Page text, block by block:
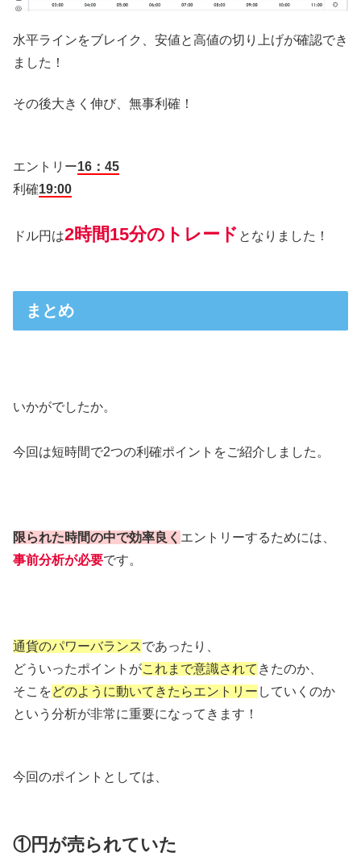
水平ラインをブレイク、安値と高値の切り上げが確認でき
ました！
その後大きく伸び、無事利確！
エントリー16：45
利確19:00
ドル円は2時間15分のトレード となりました！
まとめ
いかがでしたか。
今回は短時間で2つの利確ポイントをご紹介しました。
限られた時間の中で効率良く エントリーするためには、
事前分析が必要です。
通貨のパワーバランスであったり、
どういったポイントがこれまで意識されて きたのか、
そこをどのように動いてきたらエントリー していくのか
という分析が非常に重要になってきます！
今回のポイントとしては、
①円が売られていた